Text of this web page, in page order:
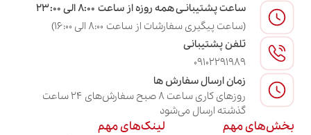
ساعت پشتیبانـی همه روزه از ساعت ۸:۰۰ الی ۲۳:۰۰
(ساعت پیگیری سفارشات از ساعت ۸:۰۰ الی ۱۶:۰۰)
تلفن پشتیبانی
09102291989
زمان ارسال سفارش ها
روزهای کاری ساعت ۸ صبح سفارش‌های ۲۴ ساعت
گذشته ارسال می‌شود
بخش‌های مهم
لینک‌های مهم